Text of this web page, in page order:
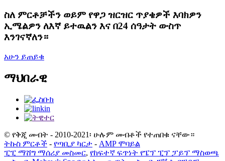
ስለ ምርቶቻችን ወይም የዋጋ ዝርዝር ጥያቄዎች እባክዎን
ኢሜልዎን ለእኛ ይተዉልን እና በ24 ሰዓታት ውስጥ
እንገናኛለን።
አሁን ይጠይቁ
ማህበራዊ
© የቅጂ መብት - 2010-2021፡ ሁሉም መብቶች የተጠበቁ ናቸው።
ትኩስ ምርቶች - የጣቢያ ካርታ - AMP ሞባይል
ፒፒ ማሸግ ማሰሪያ መስመር, የከፍተኛ ፍጥነት የፔፕ ፒፕ ፓይፕ ማስወጫ